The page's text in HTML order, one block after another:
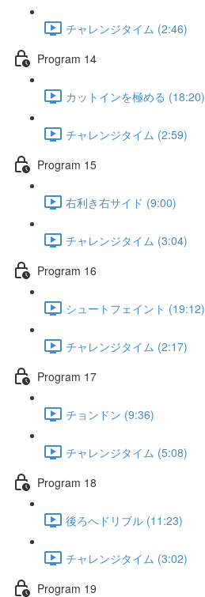
チャレンジタイム (2:46)
Program 14
カットインを極める (18:20)
チャレンジタイム (2:59)
Program 15
右利き右サイド (9:00)
チャレンジタイム (3:04)
Program 16
シュートフェイント (19:12)
チャレンジタイム (2:17)
Program 17
チョンドン (9:36)
チャレンジタイム (5:08)
Program 18
後ろへドリブル (11:23)
チャレンジタイム (3:02)
Program 19